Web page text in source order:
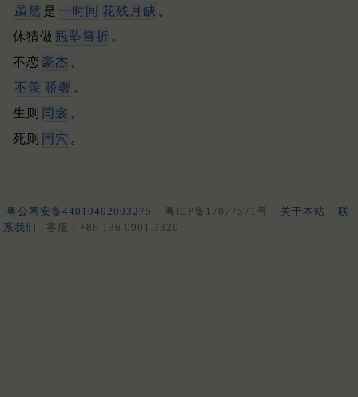
虽然 是 一时间 花残月缺 。
休猜做 瓶坠簪折 。
不恋 豪杰 。
不羡 骄奢 。
生则 同衾 。
死则 同穴 。
粤公网安备44010402003275 粤ICP备17077571号 关于本站
联
系我们
客服：+86 136 0901 3320